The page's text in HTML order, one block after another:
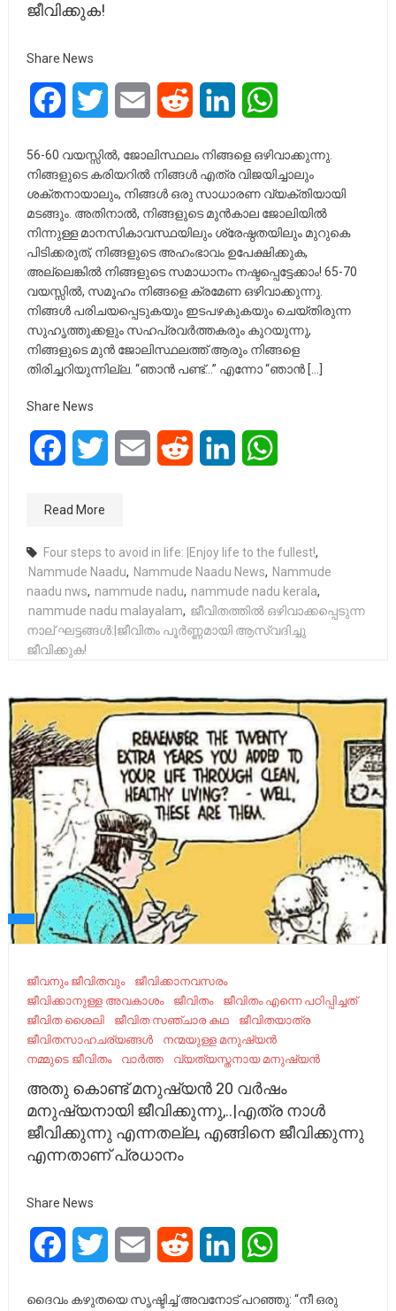
ജീവിക്കുക!
Share News
FacebookTwitter Email Reddit LinkedIn
56-60 വയസ്സിൽ, ജോലിസ്ഥലം നിങ്ങളെ ഒഴിവാക്കുന്നു.
നിങ്ങളുടെ കരിയറിൽ നിങ്ങൾ എത്ര വിജയിച്ചാലും
ശക്തനായാലും, നിങ്ങൾ ഒരു സാധാരണ വ്യക്തിയായി
മടങ്ങും. അതിനാൽ, നിങ്ങളുടെ മുൻകാല ജോലിയിൽ
നിന്നുള്ള മാനസികാവസ്ഥയിലും ശ്രേഷ്ഠതയിലും മുറുകെ
പിടിക്കരുത്, നിങ്ങളുടെ അഹംഭാവം ഉപേക്ഷിക്കുക,
അല്ലെങ്കിൽ നിങ്ങളുടെ സമാധാനം നഷ്ടപ്പെട്ടേക്കാം! 65-70
വയസ്സിൽ, സമൂഹം നിങ്ങളെ ക്രമേണ ഒഴിവാക്കുന്നു.
നിങ്ങൾ പരിചയപ്പെടുകയും ഇടപഴകുകയും ചെയ്തിരുന്ന
സുഹൃത്തുക്കളും സഹപ്രവർത്തകരും കുറയുന്നു,
നിങ്ങളുടെ മുൻ ജോലിസ്ഥലത്ത് ആരും നിങ്ങളെ
തിരിച്ചറിയുന്നില്ല. “ഞാൻ പണ്ട്…” എന്നോ “ഞാൻ […]
Share News
FacebookTwitter Email Reddit LinkedIn
Read More
Four steps to avoid in life: |Enjoy life to the fullest!,
Nammude Naadu, Nammude Naadu News, Nammude
naadu nws, nammude nadu, nammude nadu kerala,
nammude nadu malayalam, ജീവിതത്തിൽ ഒഴിവാക്കപ്പെടുന്ന
നാല് ഘട്ടങ്ങൾ:|ജീവിതം പൂർണ്ണമായി ആസ്വദിച്ചു
ജീവിക്കുക!
ജീവനും ജീവിതവും
ജീവിക്കാനവസരം
ജീവിക്കാനുള്ള അവകാശം
ജീവിതം
ജീവിതം എന്നെ പഠിപ്പിച്ചത്
ജീവിത ശൈലി
ജീവിത സഞ്ചാര കഥ
ജീവിതയാത്ര
ജീവിതസാഹചര്യങ്ങൾ
നന്മയുള്ള മനുഷ്യൻ
നമ്മുടെ ജീവിതം
വാർത്ത വ്യത്യസ്തനായ മനുഷ്യൻ
അതു കൊണ്ട് മനുഷ്യൻ 20 വർഷം
മനുഷ്യനായി ജീവിക്കുന്നു,..|എത്ര നാൾ
ജീവിക്കുന്നു എന്നതല്ല, എങ്ങിനെ ജീവിക്കുന്നു
എന്നതാണ് പ്രധാനം
Share News
FacebookTwitter Email Reddit LinkedIn
ദൈവം കഴുതയെ സൃഷ്ടിച്ച് അവനോട് പറഞ്ഞു: “നീ ഒരു